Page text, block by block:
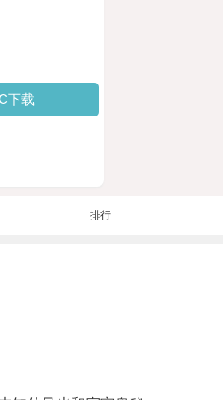
下载
排行